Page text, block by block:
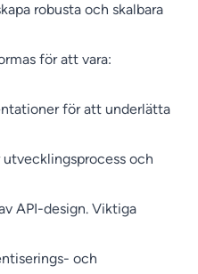
robusta och skalbara
för att vara:
för att underlätta
och
API-design. Viktiga
och